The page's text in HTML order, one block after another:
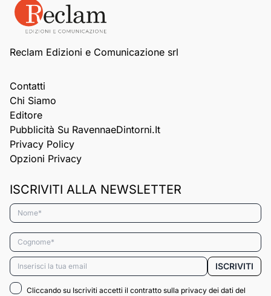
Reclam Edizioni e Comunicazione srl
Contatti
Chi Siamo
Editore
Pubblicità Su RavennaeDintorni.it
Privacy Policy
Opzioni Privacy
ISCRIVITI ALLA NEWSLETTER
Nome*
Cognome*
Email* ISCRIVITI
Cliccando su Iscriviti accetti il contratto sulla privacy dei dati del